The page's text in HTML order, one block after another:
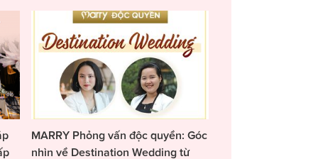
MARRY Phỏng vấn độc quyền: Góc
nhìn về Destination Wedding từ